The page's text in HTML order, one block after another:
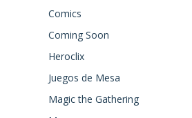
Comics
Coming Soon
Heroclix
Juegos de Mesa
Magic the Gathering